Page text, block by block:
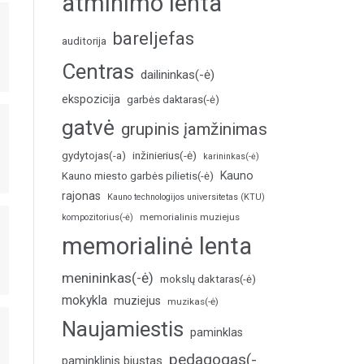
auditorija bareljefas
Centras dailininkas(-ė)
ekspozicija garbės daktaras(-ė)
gatvė grupinis įamžinimas
gydytojas(-a) inžinierius(-ė) karininkas(-ė)
Kauno miesto garbės pilietis(-ė)
Kauno
rajonas
Kauno technologijos universitetas (KTU)
kompozitorius(-ė)
memorialinis muziejus
memorialinė lenta
menininkas(-ė) mokslų daktaras(-ė)
mokykla muziejus muzikas(-ė)
Naujamiestis paminklas
paminklinis biustas pedagogas(-